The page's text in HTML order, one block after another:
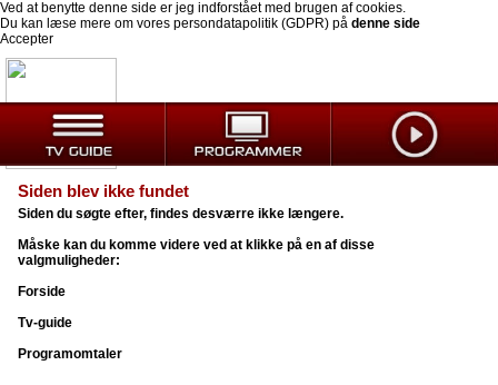
Ved at benytte denne side er jeg indforstået med brugen af cookies.
Du kan læse mere om vores persondatapolitik (GDPR) på denne side
Accepter
Siden blev ikke fundet
Siden du søgte efter, findes desværre ikke længere.
Måske kan du komme videre ved at klikke på en af disse
valgmuligheder:
Forside
Tv-guide
Programomtaler